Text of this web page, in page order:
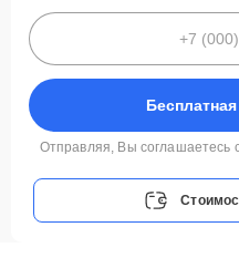
Отправляя, Вы соглашаетесь